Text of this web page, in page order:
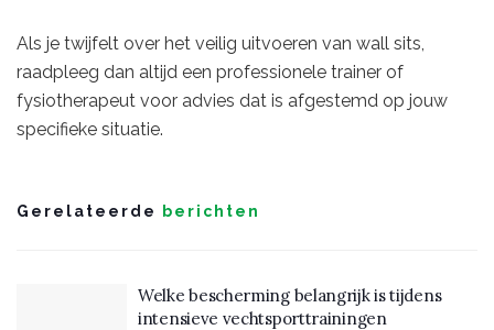
Als je twijfelt over het veilig uitvoeren van wall sits,
raadpleeg dan altijd een professionele trainer of
fysiotherapeut voor advies dat is afgestemd op jouw
specifieke situatie.
Gerelateerde berichten
Welke bescherming belangrijk is tijdens
intensieve vechtsporttrainingen